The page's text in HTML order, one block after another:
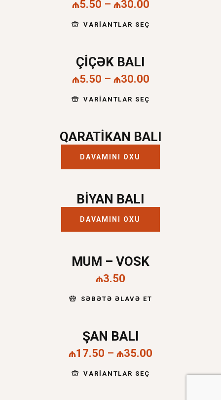
₼5.50 – ₼30.00
VARIANTLAR SEÇ
ÇIÇƏK BALI
₼5.50 – ₼30.00
VARIANTLAR SEÇ
QARATIKAN BALI
DAVAMINI OXU
BIYAN BALI
DAVAMINI OXU
MUM – VOSK
₼3.50
SƏBƏTƏ ƏLAVƏ ET
ŞAN BALI
₼17.50 – ₼35.00
VARIANTLAR SEÇ